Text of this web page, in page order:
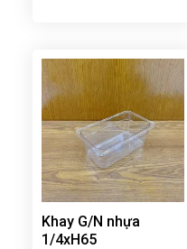
Khay G/N nhựa
1/4xH65